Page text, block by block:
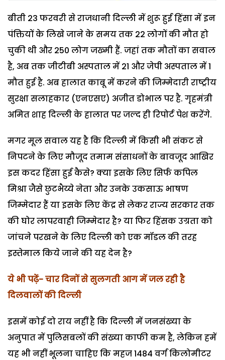
बीती 23 फरवरी से राजधानी दिल्ली में शुरू हुई हिंसा में इन
पंक्तियों के लिखे जाने के समय तक 22 लोगों की मौत हो
चुकी थी और 250 लोग जख्मी हैं. जहां तक मौतों का सवाल
है, अब तक जीटीबी अस्पताल में 21 और जेपी अस्पताल में 1
मौत हुई है. अब हालात काबू में करने की जिम्मेदारी राष्ट्रीय
सुरक्षा सलाहकार (एनएसए) अजीत डोभाल पर है. गृहमंत्री
अमित शाह दिल्ली के हालात पर जल्द ही रिपोर्ट पेश करेंगे.
मगर मूल सवाल यह है कि दिल्ली में किसी भी संकट से
निपटने के लिए मौजूद तमाम संसाधनों के बावजूद आखिर
इस कदर हिंसा हुई कैसे? क्या इसके लिए सिर्फ कपिल
मिश्रा जैसे छुटभैय्ये नेता और उनके उकसाऊ भाषण
जिम्मेदार हैं या इसके लिए केंद्र से लेकर राज्य सरकार तक
की घोर लापरवाही जिम्मेदार है? या फिर हिंसक उग्रता को
जांचने परखने के लिए दिल्ली को एक मॉडल की तरह
इस्तेमाल किये जाने की यह देन है?
ये भी पढ़ें-चार दिनों से सुलगती आग में जल रही है
दिलवालों की दिल्ली
इसमें कोई दो राय नहीं है कि दिल्ली में जनसंख्या के
अनुपात में पुलिसबलों की संख्या काफी कम है, लेकिन हमें
यह भी नहीं भूलना चाहिए कि महज1484 वर्ग किलोमीटर